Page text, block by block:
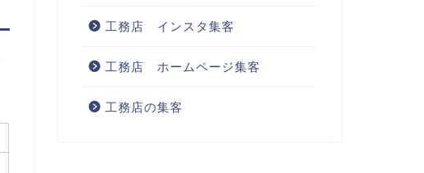
工務店 インスタ集客
工務店 ホームページ集客
工務店の集客